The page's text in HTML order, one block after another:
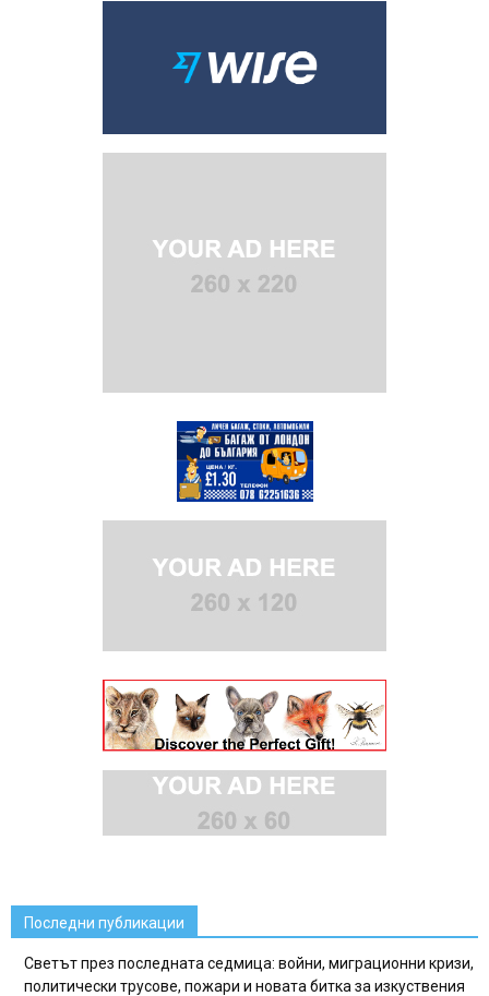
Последни публикации
Светът през последната седмица: войни, миграционни кризи,
политически трусове, пожари и новата битка за изкуствения